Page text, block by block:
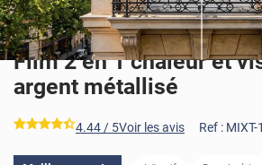
Film 2 en 1 chaleur et
argent métallisé
*****
4.44 / 5Voir les avis Ref : MIXT-